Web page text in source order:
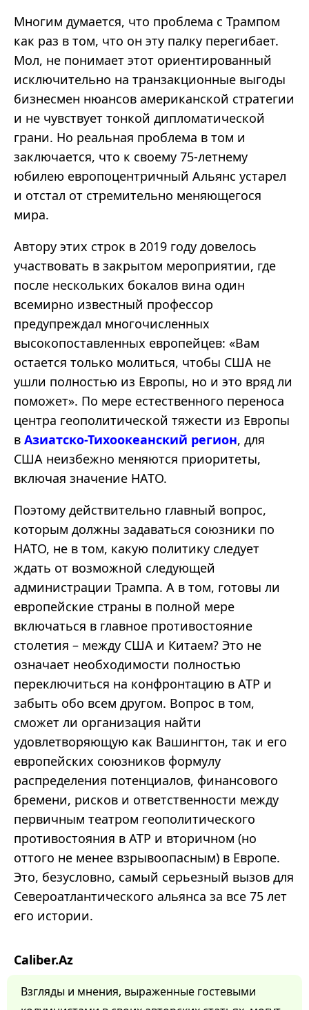
Многим думается, что проблема с Трампом
как раз в том, что он эту палку перегибает.
Мол, не понимает этот ориентированный
исключительно на транзакционные выгоды
бизнесмен нюансов американской стратегии
и не чувствует тонкой дипломатической
грани. Но реальная проблема в том и
заключается, что к своему 75-летнему
юбилею европоцентричный Альянс устарел
и отстал от стремительно меняющегося
мира.
Автору этих строк в 2019 году довелось
участвовать в закрытом мероприятии, где
после нескольких бокалов вина один
всемирно известный профессор
предупреждал многочисленных
высокопоставленных европейцев: «Вам
остается только молиться, чтобы США не
ушли полностью из Европы, но и это вряд ли
поможет». По мере естественного переноса
центра геополитической тяжести из Европы
в Азиатско-Тихоокеанский регион, для
США неизбежно меняются приоритеты,
включая значение НАТО.
Поэтому действительно главный вопрос,
которым должны задаваться союзники по
НАТО, не в том, какую политику следует
ждать от возможной следующей
администрации Трампа. А в том, готовы ли
европейские страны в полной мере
включаться в главное противостояние
столетия – между США и Китаем? Это не
означает необходимости полностью
переключиться на конфронтацию в АТР и
забыть обо всем другом. Вопрос в том,
сможет ли организация найти
удовлетворяющую как Вашингтон, так и его
европейских союзников формулу
распределения потенциалов, финансового
бремени, рисков и ответственности между
первичным театром геополитического
противостояния в АТР и вторичном (но
оттого не менее взрывоопасным) в Европе.
Это, безусловно, самый серьезный вызов для
Североатлантического альянса за все 75 лет
его истории.
Caliber.Az
Взгляды и мнения, выраженные гостевыми